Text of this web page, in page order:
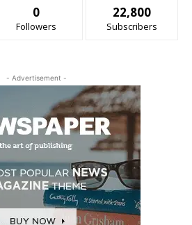
0
Followers
22,800
Subscribers
- Advertisement -